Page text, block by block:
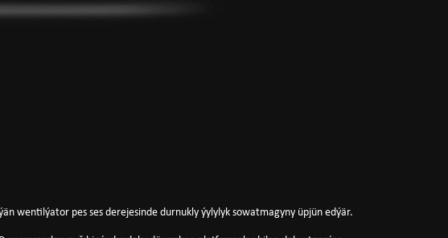
wentilýator pes ses derejesinde durnukly ýylylyk sowatmagyny üpjün edýär.